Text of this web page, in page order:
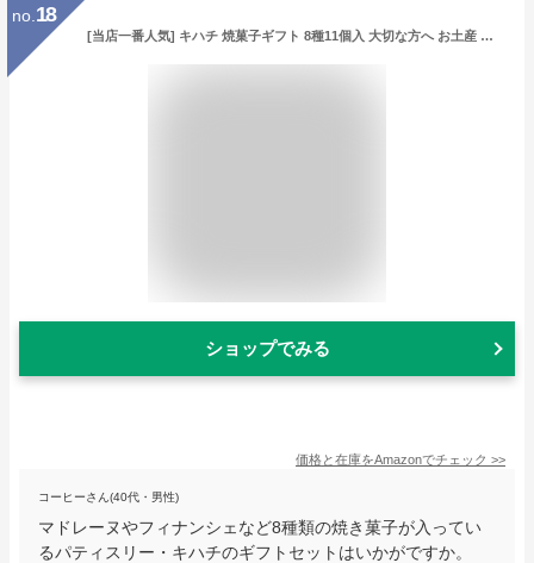
no. 18
[当店一番人気] キハチ 焼菓子ギフト 8種11個入 大切な方へ お土産 個包装 プレゼント お祝い お菓子 お返し 内祝い バームクーヘン フィナンシェ マドレーヌ パウンドケーキ クッキー 詰め合わせ 贈り物 ギフト お菓子 内祝い 結婚祝い 引っ越し祝い 入学祝い 卒業祝い ホワイトデー お返し
ショップでみる
価格と在庫をAmazonでチェック >>
コーヒーさん(40代・男性)
マドレーヌやフィナンシェなど8種類の焼き菓子が入ってい
るパティスリー・キハチのギフトセットはいかがですか。